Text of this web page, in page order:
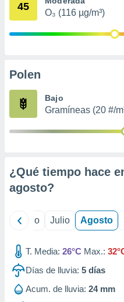
publicidad
de
1199
45
O₃ (116 µg/m³)
Polen
Bajo
Gramíneas (20 #/
¿Qué tiempo hace
agosto?
Junio Julio Agosto
T. Media: 26°C Max.:
Días de lluvia: 5 días
Acum. de lluvia: 24 mm